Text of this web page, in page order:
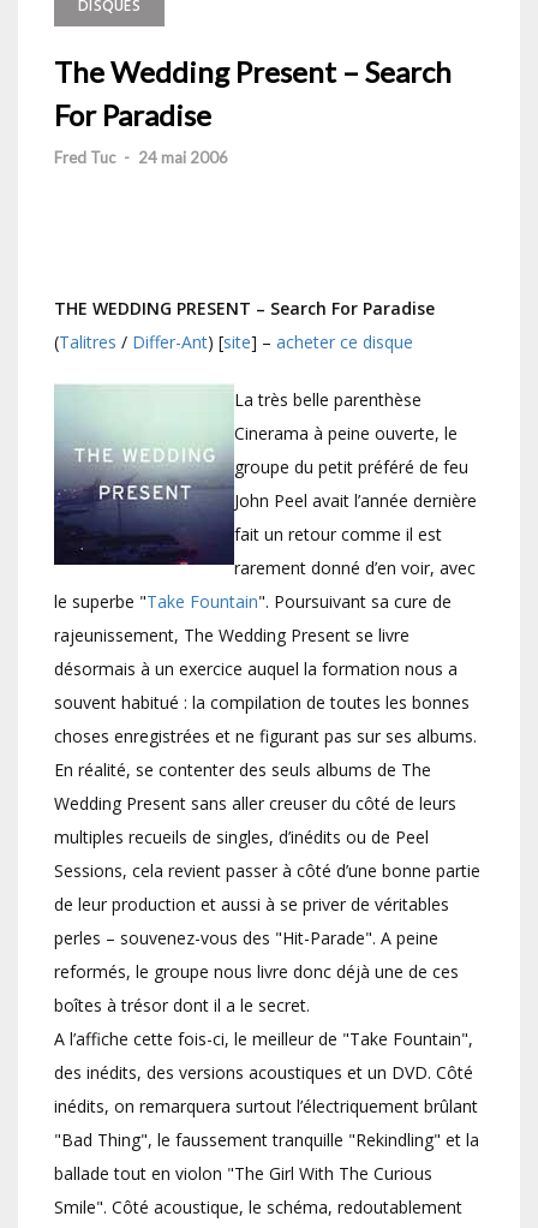
DISQUES
The Wedding Present – Search
For Paradise
Fred Tuc - 24 mai 2006
THE WEDDING PRESENT – Search For Paradise
(Talitres / Differ-Ant) [site] – acheter ce disque
La très belle parenthèse
Cinerama à peine ouverte, le
groupe du petit préféré de feu
John Peel avait l’année dernière
fait un retour comme il est
rarement donné d’en voir, avec
le superbe "Take Fountain". Poursuivant sa cure de
rajeunissement, The Wedding Present se livre
désormais à un exercice auquel la formation nous a
souvent habitué : la compilation de toutes les bonnes
choses enregistrées et ne figurant pas sur ses albums.
En réalité, se contenter des seuls albums de The
Wedding Present sans aller creuser du côté de leurs
multiples recueils de singles, d’inédits ou de Peel
Sessions, cela revient passer à côté d’une bonne partie
de leur production et aussi à se priver de véritables
perles – souvenez-vous des "Hit-Parade". A peine
reformés, le groupe nous livre donc déjà une de ces
boîtes à trésor dont il a le secret.
A l’affiche cette fois-ci, le meilleur de "Take Fountain",
des inédits, des versions acoustiques et un DVD. Côté
inédits, on remarquera surtout l’électriquement brûlant
"Bad Thing", le faussement tranquille "Rekindling" et la
ballade tout en violon "The Girl With The Curious
Smile". Côté acoustique, le schéma, redoutablement